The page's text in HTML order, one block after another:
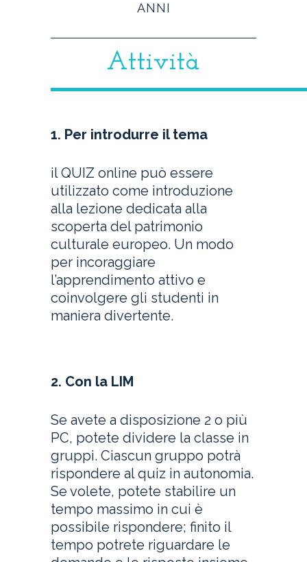
ANNI
Attività
1. Per introdurre il tema
il QUIZ online può essere
utilizzato come introduzione
alla lezione dedicata alla
scoperta del patrimonio
culturale europeo. Un modo
per incoraggiare
l’apprendimento attivo e
coinvolgere gli studenti in
maniera divertente.
2. Con la LIM
Se avete a disposizione 2 o più
PC, potete dividere la classe in
gruppi. Ciascun gruppo potrà
rispondere al quiz in autonomia.
Se volete, potete stabilire un
tempo massimo in cui è
possibile rispondere; finito il
tempo potrete riguardare le